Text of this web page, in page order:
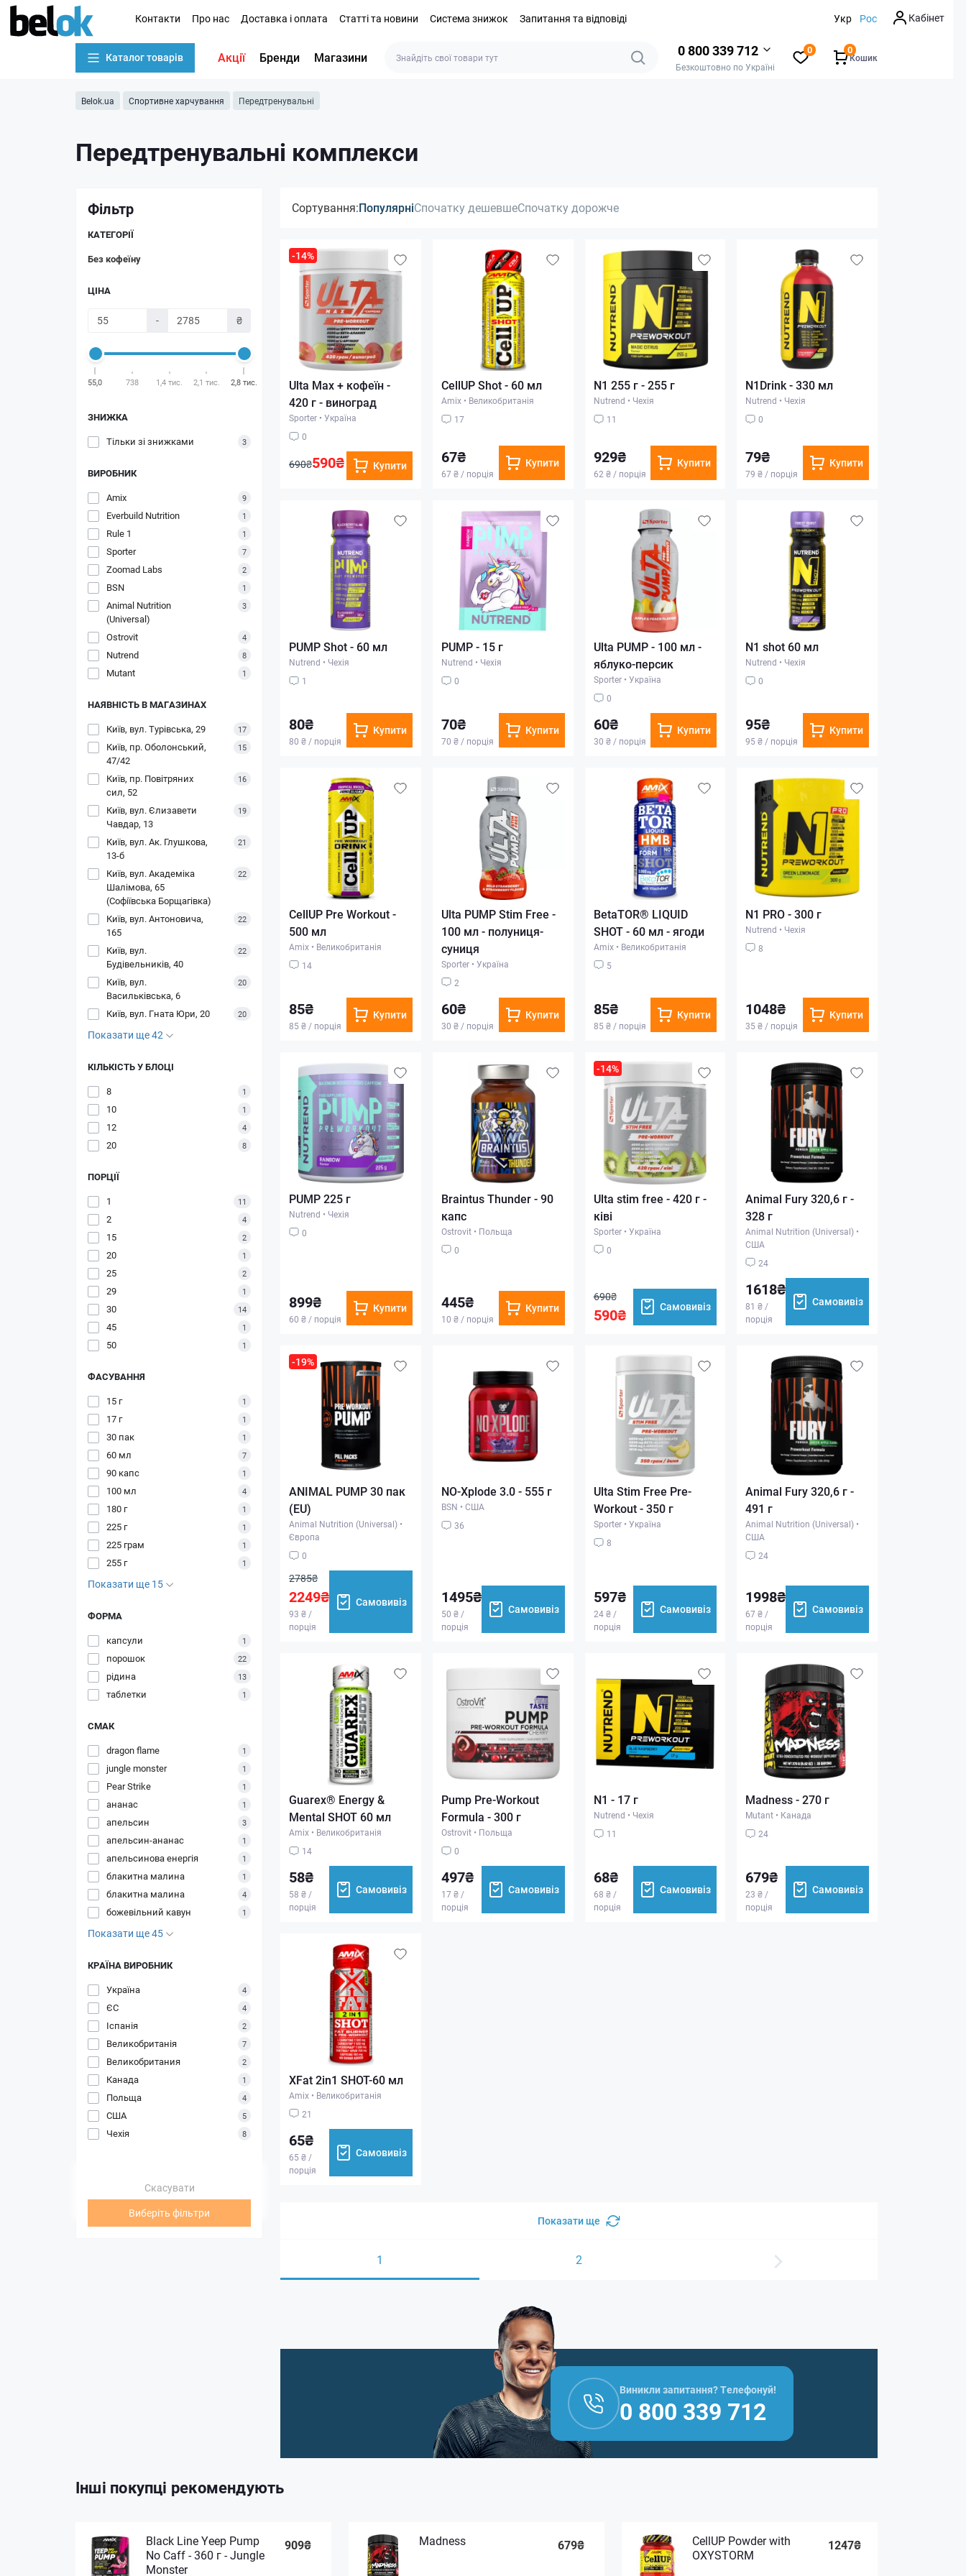
Контакти Про нас Доставка і оплата Статті та новини Система знижок Запитання та відповіді Укр Рос Кабінет
Каталог товарів Акції Бренди Магазини 0 800 339 712
Безкоштовно по Україні
0
Кошик
0
Belok.ua Спортивне харчування Передтренувальні
Передтренувальні комплекси
Фільтр
КАТЕГОРІЇ
Без кофеїну
ЦІНА
- ₴
55,0 738 1,4 тис. 2,1 тис. 2,8 тис.
ЗНИЖКА
Тільки зі знижками
3
ВИРОБНИК
Amix
9
Everbuild Nutrition 1
Rule 1 1
Sporter 7
Zoomad Labs 2
BSN 1
Animal Nutrition
(Universal)
3
Ostrovit 4
Nutrend 8
Mutant 1
НАЯВНІСТЬ В МАГАЗИНАХ
Київ, вул. Турівська, 29
17
Київ, пр. Оболонський,
47/42
15
Київ, пр. Повітряних
сил, 52
16
Київ, вул. Єлизавети
Чавдар, 13
19
Київ, вул. Ак. Глушкова,
13-б
21
Київ, вул. Академіка
Шалімова, 65
(Софіївська Борщагівка)
22
Київ, вул. Антоновича,
165
22
Київ, вул.
Будівельників, 40
22
Київ, вул.
Васильківська, 6
20
Київ, вул. Гната Юри, 20 20
Показати ще 42
КІЛЬКІСТЬ У БЛОЦІ
8
1
10 1
12 4
20 8
ПОРЦІЇ
1
11
2 4
15 2
20 1
25 2
29 1
30 14
45 1
50 1
ФАСУВАННЯ
15 г
1
17 г 1
30 пак 1
60 мл 7
90 капс 1
100 мл 4
180 г 1
225 г 1
225 грам 1
255 г 1
Показати ще 15
ФОРМА
капсули
1
порошок 22
рідина 13
таблетки 1
СМАК
dragon flame
1
jungle monster 1
Pear Strike 1
ананас 1
апельсин 3
апельсин-ананас 1
апельсинова енергія 1
блакитна малина 1
блакитна малина 4
божевільний кавун 1
Показати ще 45
КРАЇНА ВИРОБНИК
Україна
4
ЄС 4
Іспанія 2
Великобританія 7
Великобритания 2
Канада 1
Польща 4
США 5
Чехія 8
Скасувати
Виберіть фільтри
Сортування:ПопулярніСпочатку дешевшеСпочатку дорожче
-14%
Ulta Max + кофеїн -
420 г - виноград
Sporter • Україна
0
690₴590₴ Купити
CellUP Shot - 60 мл
Amix • Великобританія
17
67₴
67 ₴ / порція
Купити
N1 255 г - 255 г
Nutrend • Чехія
11
929₴
62 ₴ / порція
Купити
N1Drink - 330 мл
Nutrend • Чехія
0
79₴
79 ₴ / порція
Купити
PUMP Shot - 60 мл
Nutrend • Чехія
1
80₴
80 ₴ / порція
Купити
PUMP - 15 г
Nutrend • Чехія
0
70₴
70 ₴ / порція
Купити
Ulta PUMP - 100 мл -
яблуко-персик
Sporter • Україна
0
60₴
30 ₴ / порція
Купити
N1 shot 60 мл
Nutrend • Чехія
0
95₴
95 ₴ / порція
Купити
CellUP Pre Workout -
500 мл
Amix • Великобританія
14
85₴
85 ₴ / порція
Купити
Ulta PUMP Stim Free -
100 мл - полуниця-
суниця
Sporter • Україна
2
60₴
30 ₴ / порція
Купити
BetaTOR® LIQUID
SHOT - 60 мл - ягоди
Amix • Великобританія
5
85₴
85 ₴ / порція
Купити
N1 PRO - 300 г
Nutrend • Чехія
8
1048₴
35 ₴ / порція
Купити
PUMP 225 г
Nutrend • Чехія
0
899₴
60 ₴ / порція
Купити
Braintus Thunder - 90
капс
Ostrovit • Польща
0
445₴
10 ₴ / порція
Купити
-14%
Ulta stim free - 420 г -
ківі
Sporter • Україна
0
690₴
590₴ Самовивіз
Animal Fury 320,6 г -
328 г
Animal Nutrition (Universal) •
США
24
1618₴
81 ₴ /
порція
Самовивіз
-19%
ANIMAL PUMP 30 пак
(EU)
Animal Nutrition (Universal) •
Європа
0
2785₴
2249₴
93 ₴ /
порція
Самовивіз
NO-Xplode 3.0 - 555 г
BSN • США
36
1495₴
50 ₴ /
порція
Самовивіз
Ulta Stim Free Pre-
Workout - 350 г
Sporter • Україна
8
597₴
24 ₴ /
порція
Самовивіз
Animal Fury 320,6 г -
491 г
Animal Nutrition (Universal) •
США
24
1998₴
67 ₴ /
порція
Самовивіз
Guarex® Energy &
Mental SHOT 60 мл
Amix • Великобританія
14
58₴
58 ₴ /
порція
Самовивіз
Pump Pre-Workout
Formula - 300 г
Ostrovit • Польща
0
497₴
17 ₴ /
порція
Самовивіз
N1 - 17 г
Nutrend • Чехія
11
68₴
68 ₴ /
порція
Самовивіз
Madness - 270 г
Mutant • Канада
24
679₴
23 ₴ /
порція
Самовивіз
XFat 2in1 SHOT-60 мл
Amix • Великобританія
21
65₴
65 ₴ /
порція
Самовивіз
Показати ще
1 2
Виникли запитання? Телефонуй!
0 800 339 712
Інші покупці рекомендують
Black Line Yeep Pump
No Caff - 360 г - Jungle
Monster
909₴ Madness 679₴
CellUP Powder with
OXYSTORM
1247₴